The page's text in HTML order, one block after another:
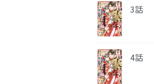
3話
4話